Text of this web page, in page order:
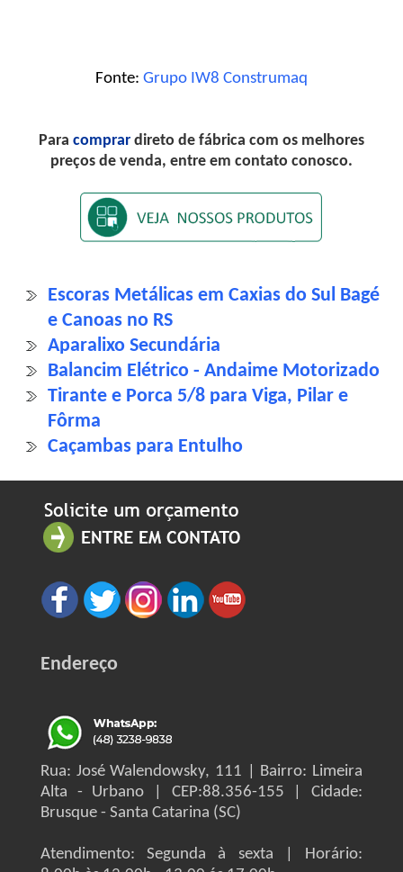
Fonte: Grupo IW8 Construmaq
Para comprar direto de fábrica com os melhores
preços de venda, entre em contato conosco.
Escoras Metálicas em Caxias do Sul Bagé
e Canoas no RS
Aparalixo Secundária
Balancim Elétrico - Andaime Motorizado
Tirante e Porca 5/8 para Viga, Pilar e
Fôrma
Caçambas para Entulho
Endereço
Rua: José Walendowsky, 111 | Bairro: Limeira
Alta - Urbano | CEP:88.356-155 | Cidade:
Brusque - Santa Catarina (SC)
Atendimento: Segunda à sexta | Horário: